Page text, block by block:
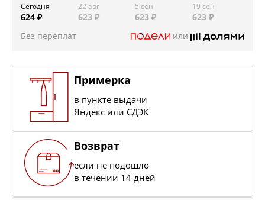
Сегодня
624 ₽
22 авг
623 ₽
5 сен
623 ₽
19 сен
623 ₽
Без переплат
или
Примерка
в пункте выдачи
Яндекс или СДЭК
Возврат
если не подошло
в течении 14 дней